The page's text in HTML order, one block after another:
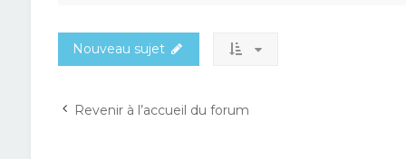
Nouveau sujet
Revenir à l’accueil du forum